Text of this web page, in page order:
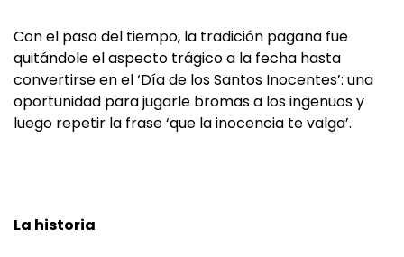
Con el paso del tiempo, la tradición pagana fue
quitándole el aspecto trágico a la fecha hasta
convertirse en el ‘Día de los Santos Inocentes’: una
oportunidad para jugarle bromas a los ingenuos y
luego repetir la frase ‘que la inocencia te valga’.
La historia